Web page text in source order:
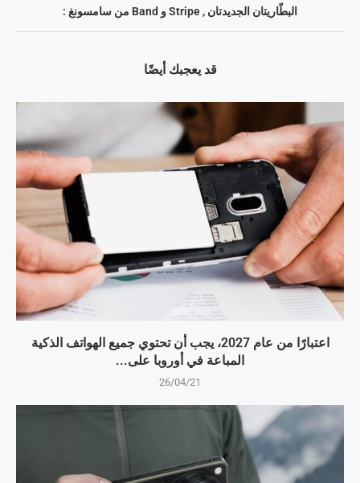
البطّاريتان الجديدتان , Stripe و Band من سامسونغ :
قد يعجبك أيضًا
اعتبارًا من عام 2027، يجب أن تحتوي جميع الهواتف الذكية
المباعة في أوروبا على...
26/04/21